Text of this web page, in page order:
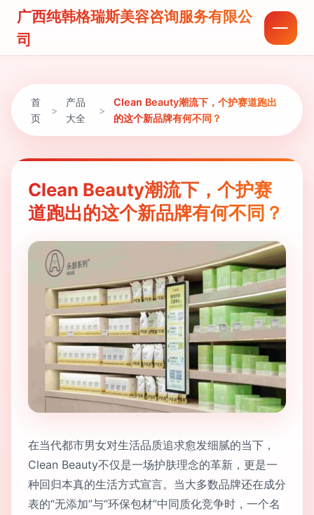
广西纯韩格瑞斯美容咨询服务有限公
司
首
页
>
产品
大全
>
Clean Beauty潮流下，个护赛道跑出
的这个新品牌有何不同？
Clean Beauty潮流下，个护赛
道跑出的这个新品牌有何不同？
在当代都市男女对生活品质追求愈发细腻的当下，
Clean Beauty不仅是一场护肤理念的革新，更是一
种回归本真的生活方式宣言。当大多数品牌还在成分
表的“无添加”与“环保包材”中同质化竞争时，一个名